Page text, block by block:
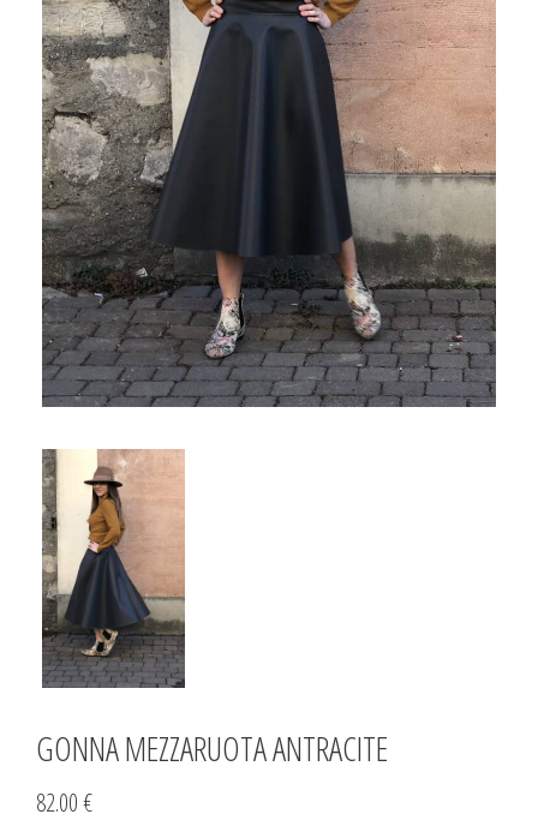
GONNA MEZZARUOTA ANTRACITE
82.00 €